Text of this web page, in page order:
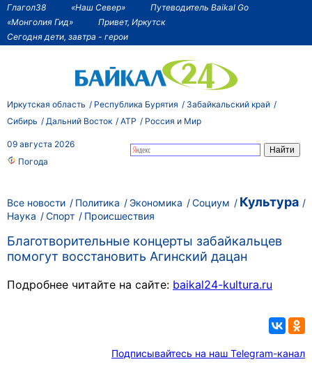
Глагол38 «Наш Север»
Путеводитель Baikal Go
«Монголия Гид»
Привет, Иркутск
Сегодня дети, завтра - герои
Иркутская область Республика Бурятия
Забайкальский край
Сибирь
Дальний Восток АТР Россия и Мир
09 августа 2026
Погода
Все новости Политика Экономика Социум Культура
Наука Спорт Происшествия
Благотворительные концерты забайкальцев
помогут восстановить Агинский дацан
Подробнее читайте на сайте: baikal24-kultura.ru
Подписывайтесь на наш Telegram-канал